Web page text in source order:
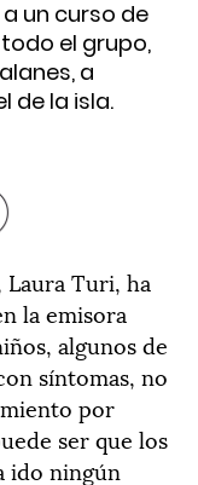
a un curso de
el grupo,
a
de la isla.
Laura Turi, ha
la emisora
algunos de
síntomas, no
por
ser que los
ido ningún